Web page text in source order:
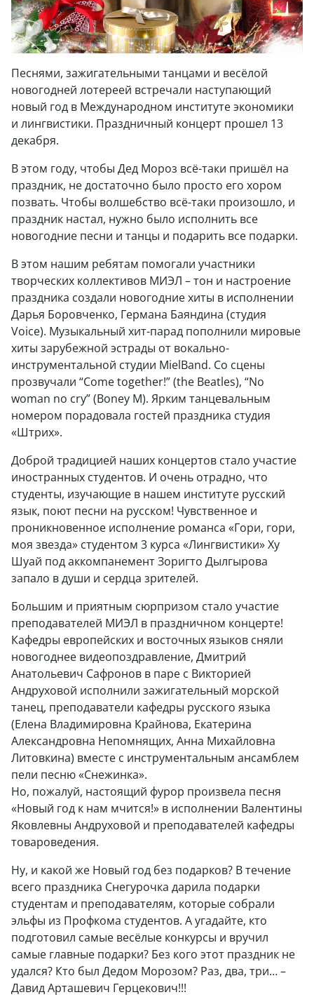
Песнями, зажигательными танцами и весёлой
новогодней лотереей встречали наступающий
новый год в Международном институте экономики
и лингвистики. Праздничный концерт прошел 13
декабря.
В этом году, чтобы Дед Мороз всё-таки пришёл на
праздник, не достаточно было просто его хором
позвать. Чтобы волшебство всё-таки произошло, и
праздник настал, нужно было исполнить все
новогодние песни и танцы и подарить все подарки.
В этом нашим ребятам помогали участники
творческих коллективов МИЭЛ – тон и настроение
праздника создали новогодние хиты в исполнении
Дарья Боровченко, Германа Баяндина (студия
Voice). Музыкальный хит-парад пополнили мировые
хиты зарубежной эстрады от вокально-
инструментальной студии МielBand. Cо сцены
прозвучали “Come together!” (the Beatles), “No
woman no cry” (Boney M). Ярким танцевальным
номером порадовала гостей праздника студия
«Штрих».
Доброй традицией наших концертов стало участие
иностранных студентов. И очень отрадно, что
студенты, изучающие в нашем институте русский
язык, поют песни на русском! Чувственное и
проникновенное исполнение романса «Гори, гори,
моя звезда» студентом 3 курса «Лингвистики» Ху
Шуай под аккомпанемент Зоригто Дылгырова
запало в души и сердца зрителей.
Большим и приятным сюрпризом стало участие
преподавателей МИЭЛ в праздничном концерте!
Кафедры европейских и восточных языков сняли
новогоднее видеопоздравление, Дмитрий
Анатольевич Сафронов в паре с Викторией
Андруховой исполнили зажигательный морской
танец, преподаватели кафедры русского языка
(Елена Владимировна Крайнова, Екатерина
Александровна Непомнящих, Анна Михайловна
Литовкина) вместе с инструментальным ансамблем
пели песню «Снежинка».
Но, пожалуй, настоящий фурор произвела песня
«Новый год к нам мчится!» в исполнении Валентины
Яковлевны Андруховой и преподавателей кафедры
товароведения.
Ну, и какой же Новый год без подарков? В течение
всего праздника Снегурочка дарила подарки
студентам и преподавателям, которые собрали
эльфы из Профкома студентов. А угадайте, кто
подготовил самые весёлые конкурсы и вручил
самые главные подарки? Без кого этот праздник не
удался? Кто был Дедом Mорозом? Раз, два, три… –
Давид Арташевич Герцекович!!!